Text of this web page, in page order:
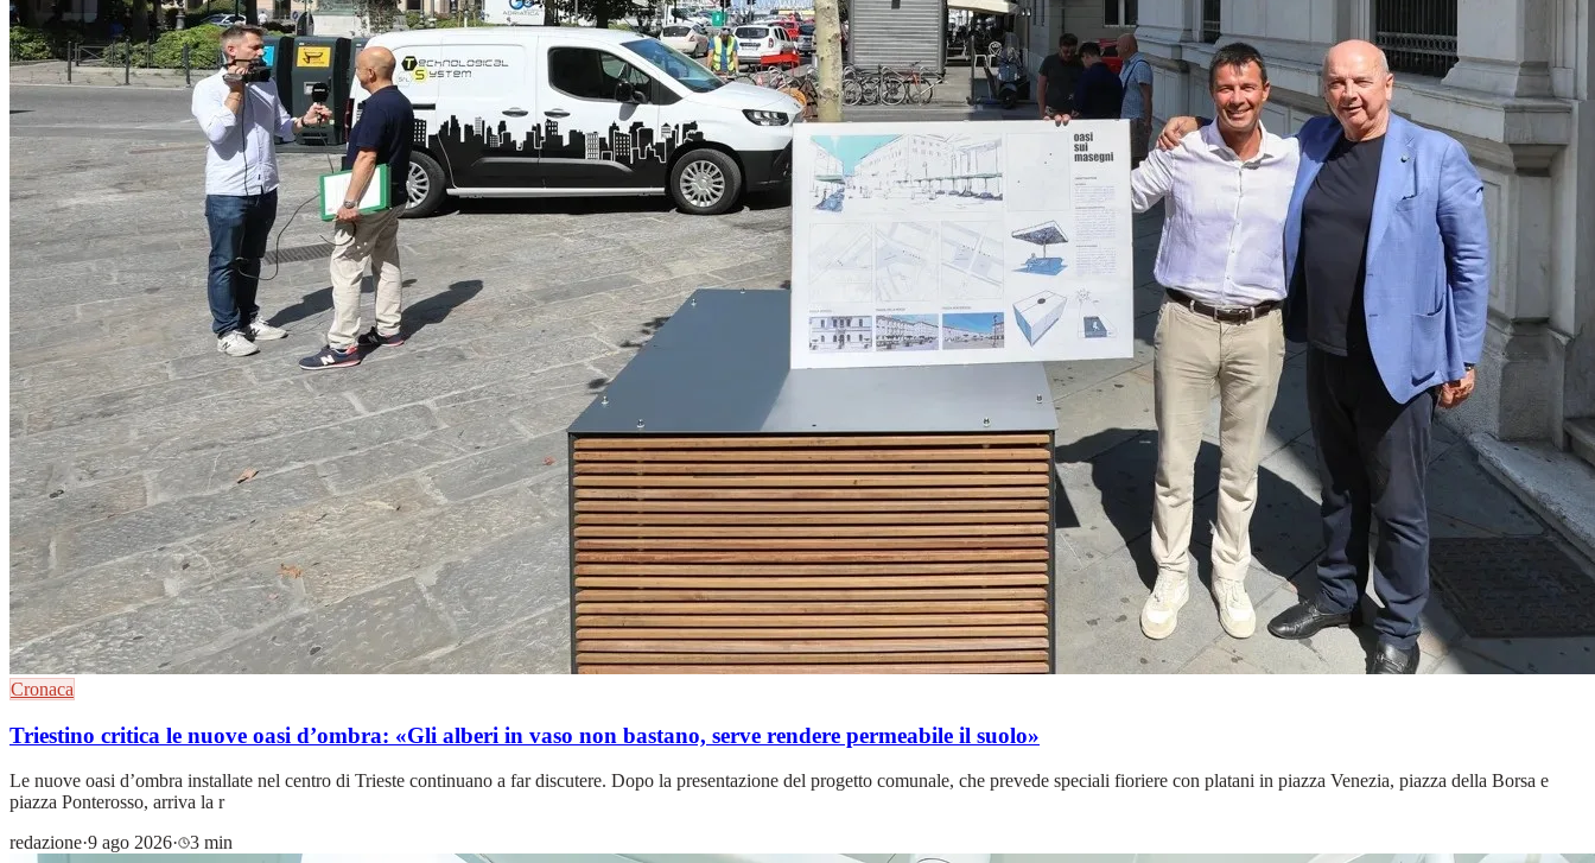
Cronaca
Triestino critica le nuove oasi d’ombra: «Gli alberi in vaso non bastano, serve rendere permeabile il suolo»
Le nuove oasi d’ombra installate nel centro di Trieste continuano a far discutere. Dopo la presentazione del progetto comunale, che prevede speciali fioriere con platani in piazza Venezia, piazza della Borsa e
piazza Ponterosso, arriva la r
redazione·9 ago 2026· 3 min